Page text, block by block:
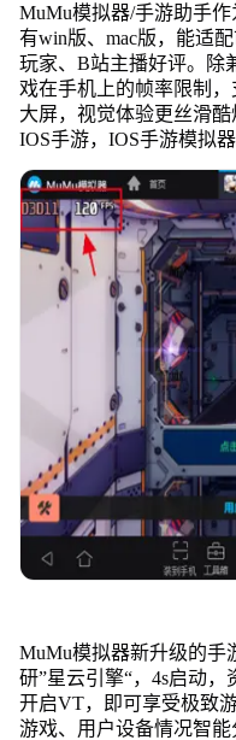
MuMu模拟器/手游助手作
有win版、mac版，能适
玩家、B站主播好评。除
戏在手机上的帧率限制
大屏，视觉体验更丝滑
IOS手游，IOS手游模拟器
MuMu模拟器新升级的手
研”星云引擎“，4s启动
开启VT，即可享受极致
游戏、用户设备情况智